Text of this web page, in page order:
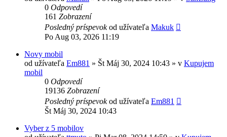
0 Odpovedí
161 Zobrazení
Posledný príspevokod užívateľa Makuk
Po Aug 03, 2026 11:19
Novy mobil
od užívateľa Em881 » Št Máj 30, 2024 10:43 » v Kupujem
mobil
0 Odpovedí
19136 Zobrazení
Posledný príspevokod užívateľa Em881
Št Máj 30, 2024 10:43
Vyber z 5 mobilov